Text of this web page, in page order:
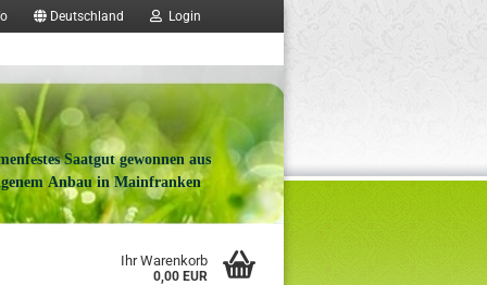
Deutschland Login
Saatgut gewonnen aus
Anbau in Mainfranken
Ihr Warenkorb
0,00 EUR